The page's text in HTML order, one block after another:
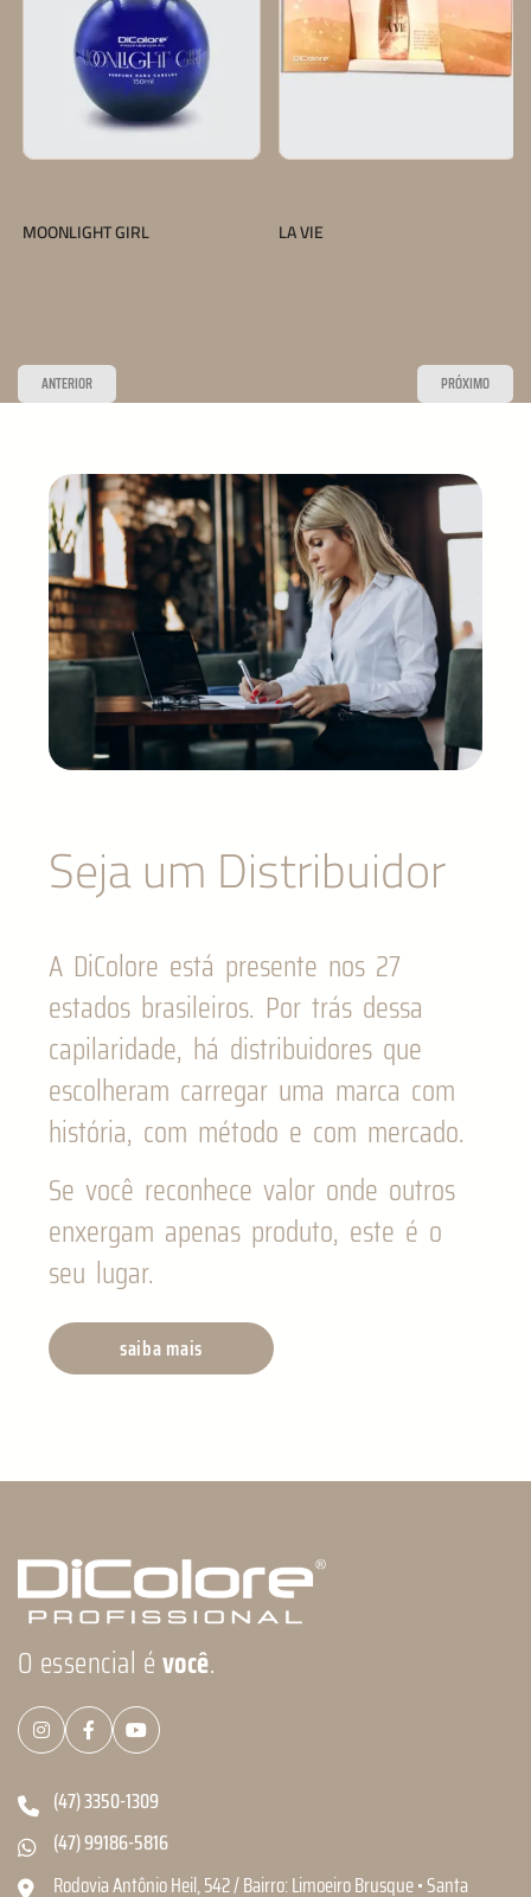
MOONLIGHT GIRL LA VIE
ANTERIOR PRÓXIMO
Seja um Distribuidor
A DiColore está presente nos 27
estados brasileiros. Por trás dessa
capilaridade, há distribuidores que
escolheram carregar uma marca com
história, com método e com mercado.
Se você reconhece valor onde outros
enxergam apenas produto, este é o
seu lugar.
saiba mais
O essencial évocê.
(47) 3350-1309
(47) 99186-5816
Rodovia Antônio Heil, 542 / Bairro: Limoeiro Brusque • Santa